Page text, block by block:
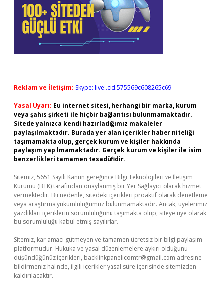
Reklam ve İletişim: Skype: live:.cid.575569c608265c69
Yasal Uyarı: Bu internet sitesi, herhangi bir marka, kurum
veya şahıs şirketi ile hiçbir bağlantısı bulunmamaktadır.
Sitede yalnızca kendi hazırladığımız makaleler
paylaşılmaktadır. Burada yer alan içerikler haber niteliği
taşımamakta olup, gerçek kurum ve kişiler hakkında
paylaşım yapılmamaktadır. Gerçek kurum ve kişiler ile isim
benzerlikleri tamamen tesadüfidir.
Sitemiz, 5651 Sayılı Kanun gereğince Bilgi Teknolojileri ve İletişim
Kurumu (BTK) tarafından onaylanmış bir Yer Sağlayıcı olarak hizmet
vermektedir. Bu nedenle, sitedeki içerikleri proaktif olarak denetleme
veya araştırma yükümlülüğümüz bulunmamaktadır. Ancak, üyelerimiz
yazdıkları içeriklerin sorumluluğunu taşımakta olup, siteye üye olarak
bu sorumluluğu kabul etmiş sayılırlar.
Sitemiz, kar amacı gütmeyen ve tamamen ücretsiz bir bilgi paylaşım
platformudur. Hukuka ve yasal düzenlemelere aykırı olduğunu
düşündüğünüz içerikleri, backlinkpanelicomtr@gmail.com adresine
bildirmeniz halinde, ilgili içerikler yasal süre içerisinde sitemizden
kaldırılacaktır.